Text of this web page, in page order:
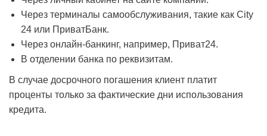
Через терминалы самообслуживания, такие как City
24 или ПриватБанк.
Через онлайн-банкинг, например, Приват24.
В отделении банка по реквизитам.
В случае досрочного погашения клиент платит
проценты только за фактические дни использования
кредита.